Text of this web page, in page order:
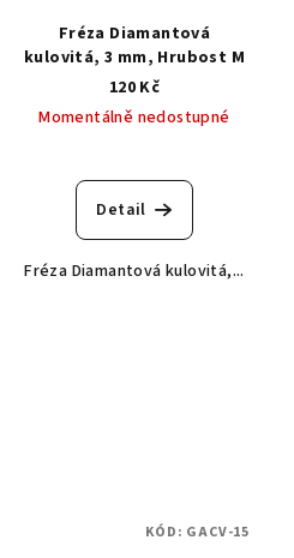
Fréza Diamantová
kulovitá, 3 mm, Hrubost M
120 Kč
Momentálně nedostupné
hodnocení
produktu
z
Detail
Fréza Diamantová kulovitá,...
KÓD: GACV-15